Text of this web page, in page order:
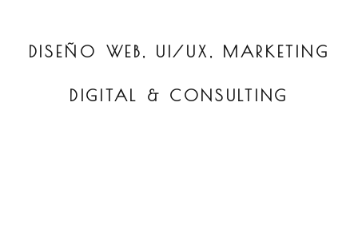
DISEÑO WEB, UI/UX, MARKETING
DIGITAL & CONSULTING